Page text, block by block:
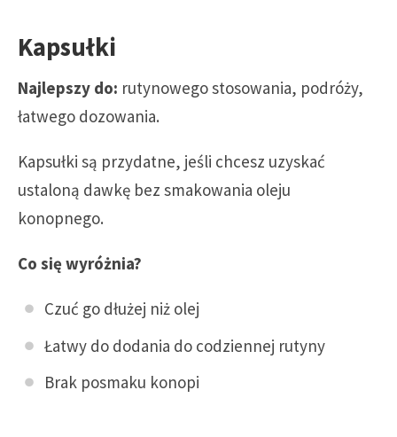
Kapsułki
Najlepszy do: rutynowego stosowania, podróży,
łatwego dozowania.
Kapsułki są przydatne, jeśli chcesz uzyskać
ustaloną dawkę bez smakowania oleju
konopnego.
Co się wyróżnia?
Czuć go dłużej niż olej
Łatwy do dodania do codziennej rutyny
Brak posmaku konopi